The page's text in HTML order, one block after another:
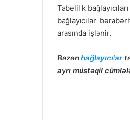
Tabelilik
bağlayıcıları
arasında işlənir.
Bəzən bağlayıcılar
ayrı müstəqil